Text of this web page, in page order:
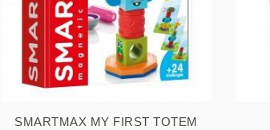
SMARTMAX MY FIRST TOTEM